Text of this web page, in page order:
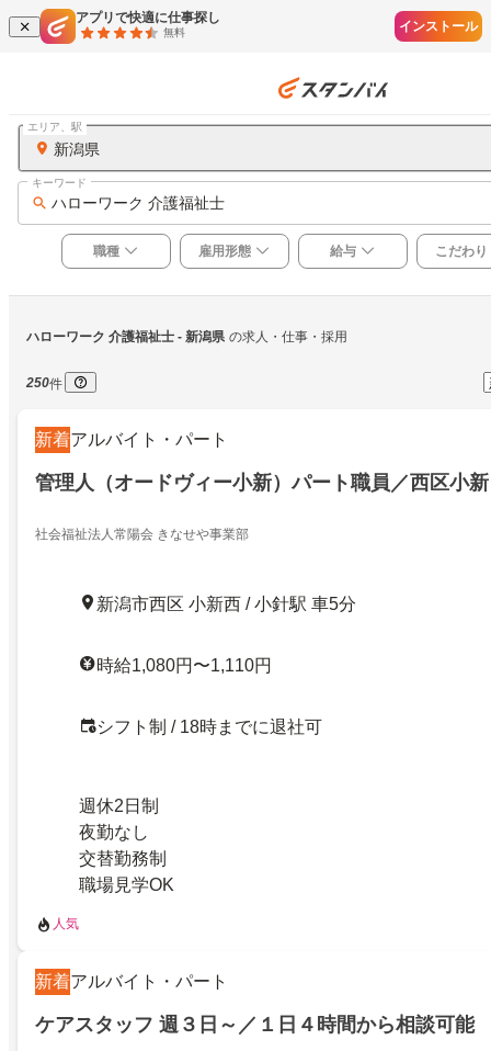
アプリで快適に仕事探し
無料 インストール
新潟県
エリア、駅
ハローワーク 介護福祉士
キーワード
職種 雇用形態 給与 こだわり
ハローワーク 介護福祉士 - 新潟県 の求人・仕事・採用
250件
新着アルバイト・パート
管理人（オードヴィー小新）パート職員／西区小新
社会福祉法人常陽会 きなせや事業部
新潟市西区 小新西 / 小針駅 車5分
時給1,080円〜1,110円
シフト制 / 18時までに退社可
週休2日制
夜勤なし
交替勤務制
職場見学OK
人気
新着アルバイト・パート
ケアスタッフ 週３日～／１日４時間から相談可能